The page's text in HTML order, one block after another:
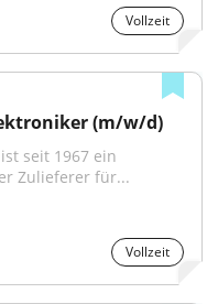
Vollzeit
(m/w/d)
seit 1967 ein
Zulieferer für...
Vollzeit